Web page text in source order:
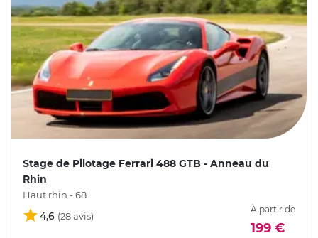
Stage de Pilotage Ferrari 488 GTB - Anneau du
Rhin
Haut rhin - 68
4,6
À partir de
199 €